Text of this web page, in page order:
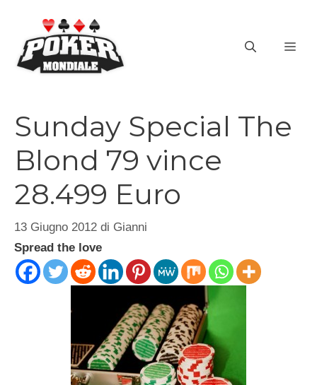
contenuto
Sunday Special The
Blond 79 vince
28.499 Euro
13 Giugno 2012 di Gianni
Spread the love